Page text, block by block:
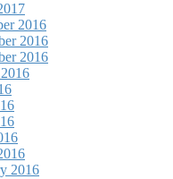
2016
2016
2016
2016